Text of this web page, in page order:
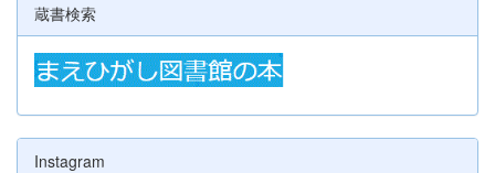
蔵書検索
Instagram